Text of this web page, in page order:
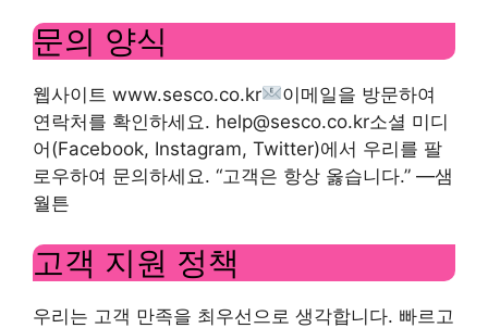
문의 양식
웹사이트 www.sesco.co.kr
이메일을 방문하여
연락처를 확인하세요. help@sesco.co.kr소셜 미디
어(Facebook, Instagram, Twitter)에서 우리를 팔
로우하여 문의하세요. “고객은 항상 옳습니다.” —샘
월튼
고객 지원 정책
우리는 고객 만족을 최우선으로 생각합니다. 빠르고